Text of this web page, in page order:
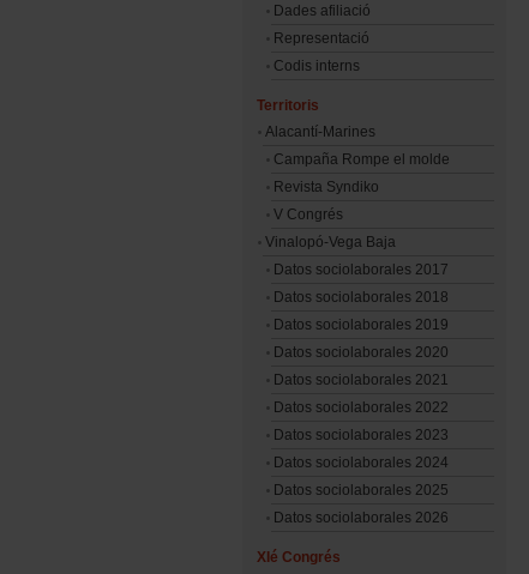
Dades afiliació
Representació
Codis interns
Territoris
Alacantí-Marines
Campaña Rompe el molde
Revista Syndiko
V Congrés
Vinalopó-Vega Baja
Datos sociolaborales 2017
Datos sociolaborales 2018
Datos sociolaborales 2019
Datos sociolaborales 2020
Datos sociolaborales 2021
Datos sociolaborales 2022
Datos sociolaborales 2023
Datos sociolaborales 2024
Datos sociolaborales 2025
Datos sociolaborales 2026
XIé Congrés